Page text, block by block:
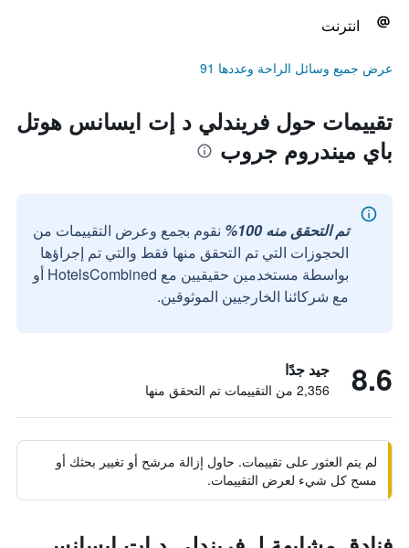
انترنت
عرض جميع وسائل الراحة وعددها 91
تقييمات حول فريندلي د إت ايسانس هوتل
باي ميندروم جروب
تم التحقق منه 100%
نقوم بجمع وعرض التقييمات من
الحجوزات التي تم التحقق منها فقط والتي تم إجراؤها
بواسطة مستخدمين حقيقيين مع HotelsCombined أو
مع شركائنا الخارجيين الموثوقين.
8.6 جيد جدًا
2,356 من التقييمات تم التحقق منها
لم يتم العثور على تقييمات. حاول إزالة مرشح أو تغيير بحثك أو
مسح كل شيء لعرض التقييمات.